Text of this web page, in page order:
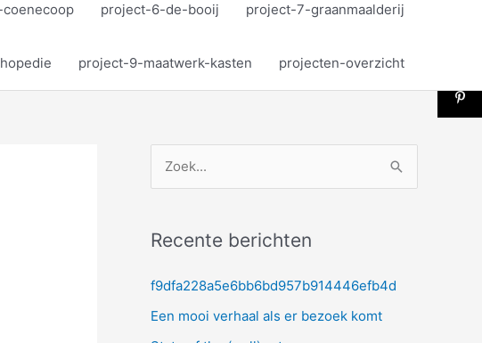
project-6-de-booij project-7-graanmaalderij
project-9-maatwerk-kasten projecten-overzicht
k
n
Recente berichten
f9dfa228a5e6bb6bd957b914446efb4d
Een mooi verhaal als er bezoek komt